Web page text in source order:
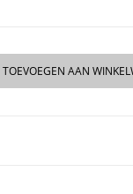
TOEVOEGEN AAN